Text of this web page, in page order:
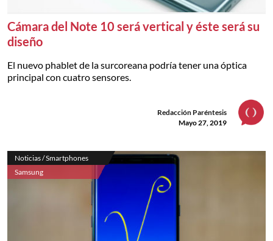
Cámara del Note 10 será vertical y éste será su
diseño
El nuevo phablet de la surcoreana podría tener una óptica
principal con cuatro sensores.
Redacción Paréntesis
Mayo 27, 2019
Noticias / Smartphones
Samsung